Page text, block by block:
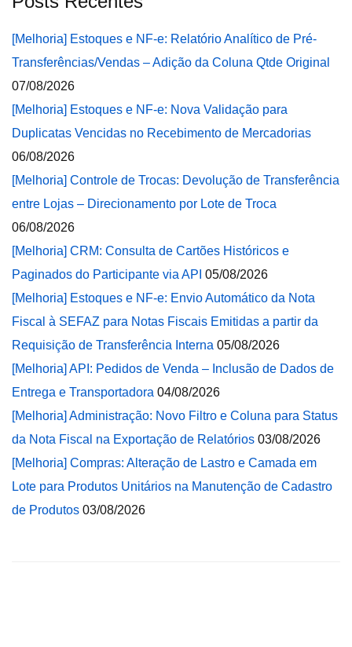
[Melhoria] Estoques e NF-e: Relatório Analítico de Pré-
Transferências/Vendas – Adição da Coluna Qtde Original
07/08/2026
[Melhoria] Estoques e NF-e: Nova Validação para
Duplicatas Vencidas no Recebimento de Mercadorias
06/08/2026
[Melhoria] Controle de Trocas: Devolução de Transferência
entre Lojas – Direcionamento por Lote de Troca
06/08/2026
[Melhoria] CRM: Consulta de Cartões Históricos e
Paginados do Participante via API 05/08/2026
[Melhoria] Estoques e NF-e: Envio Automático da Nota
Fiscal à SEFAZ para Notas Fiscais Emitidas a partir da
Requisição de Transferência Interna 05/08/2026
[Melhoria] API: Pedidos de Venda – Inclusão de Dados de
Entrega e Transportadora 04/08/2026
[Melhoria] Administração: Novo Filtro e Coluna para Status
da Nota Fiscal na Exportação de Relatórios 03/08/2026
[Melhoria] Compras: Alteração de Lastro e Camada em
Lote para Produtos Unitários na Manutenção de Cadastro
de Produtos 03/08/2026